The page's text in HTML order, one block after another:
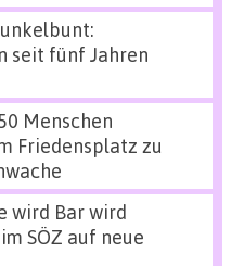
seit fünf Jahren
Menschen
Friedensplatz zu
wird Bar wird
SÖZ auf neue